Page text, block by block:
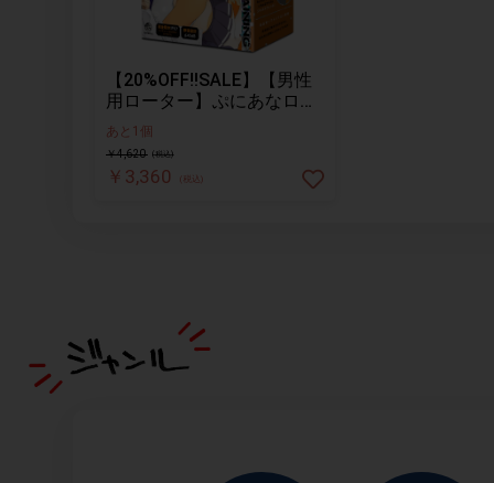
【20%OFF!!SALE】【男性
用ローター】ぷにあなロイ
ド[トレーニング]
あと1個
￥4,620 (税込)
￥3,360 (税込)